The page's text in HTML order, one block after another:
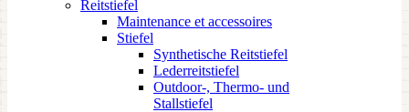
Reitstiefel
Maintenance et accessoires
Stiefel
Synthetische Reitstiefel
Lederreitstiefel
Outdoor-, Thermo- und
Stallstiefel